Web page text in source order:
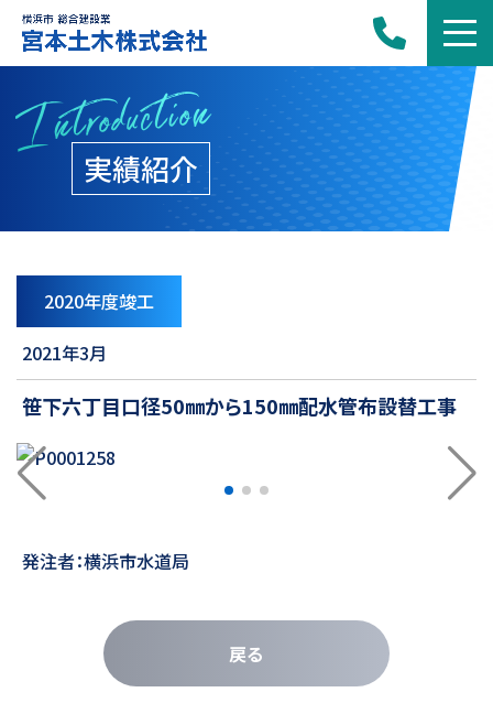
Introduction
実績紹介
2020年度竣工
2021年3月
笹下六丁目口径50㎜から150㎜配水管布設替工事
発注者：横浜市水道局
戻る